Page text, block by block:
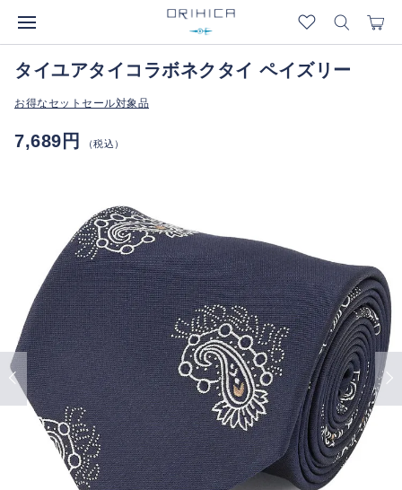
タイユアタイコラボネクタイ ペイズリー
お得なセットセール対象品
7,689円 （税込）